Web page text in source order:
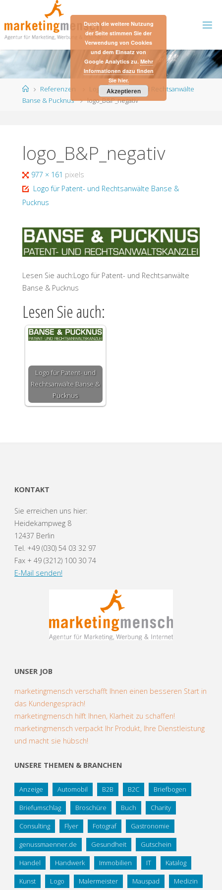
content
HomeReferenzen
Logo für Patent- und Rechtsanwälte
Banse & Pucknus
logo_B&P_negativ
logo_B&P_negativ
Full
size
977 × 161 pixels
Logo für Patent- und Rechtsanwälte Banse &
Pucknus
Lesen Sie auch:Logo für Patent- und Rechtsanwälte
Banse & Pucknus
Lesen Sie auch:
Logo für Patent- und
Rechtsanwälte Banse &
Pucknus
KONTAKT
Sie erreichen uns hier:
Heidekampweg 8
12437 Berlin
Tel. +49 (030) 54 03 32 97
Fax + 49 (3212) 100 30 74
E-Mail senden!
UNSER JOB
marketingmensch verschafft Ihnen einen besseren Start in
das Kundengespräch!
marketingmensch hilft Ihnen, Klarheit zu schaffen!
marketingmensch verpackt Ihr Produkt, Ihre Dienstleistung
und macht sie hübsch!
UNSERE THEMEN & BRANCHEN
Anzeige Automobil B2B B2C Briefbogen
Briefumschlag Broschüre Buch Charity
Consulting Flyer Fotograf Gastronomie
genussmaenner.de Gesundheit Gutschein
Handel Handwerk Immobilien IT Katalog
Kunst Logo Malermeister Mauspad Medizin
Durch die weitere Nutzung
der Seite stimmen Sie der
Verwendung von Cookies
und dem Einsatz von
Google Analytics zu. Mehr
Informationen dazu finden
Sie hier.
Akzeptieren